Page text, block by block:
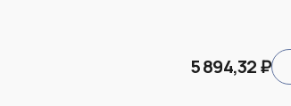
5 894,32 ₽